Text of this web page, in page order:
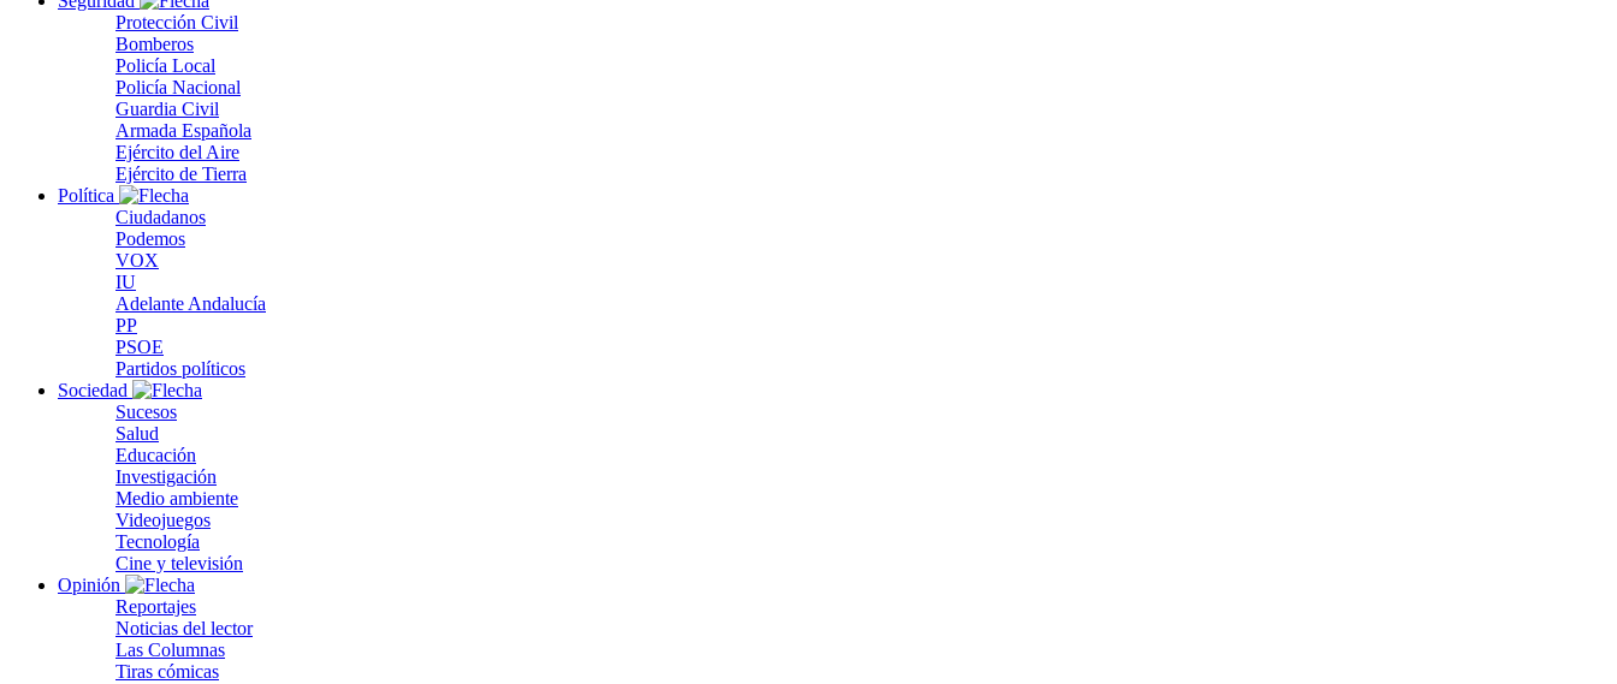
Protección Civil
Bomberos
Policía Local
Policía Nacional
Guardia Civil
Armada Española
Ejército del Aire
Ejército de Tierra
Política
Ciudadanos
Podemos
VOX
IU
Adelante Andalucía
PP
PSOE
Partidos políticos
Sociedad
Sucesos
Salud
Educación
Investigación
Medio ambiente
Videojuegos
Tecnología
Cine y televisión
Opinión
Reportajes
Noticias del lector
Las Columnas
Tiras cómicas